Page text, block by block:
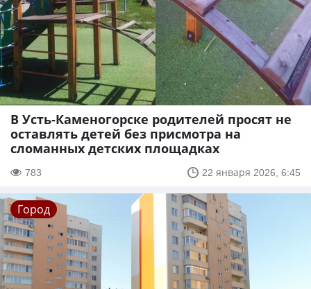
В Усть-Каменогорске родителей просят не
оставлять детей без присмотра на
сломанных детских площадках
783 22 января 2026, 6:45
Город